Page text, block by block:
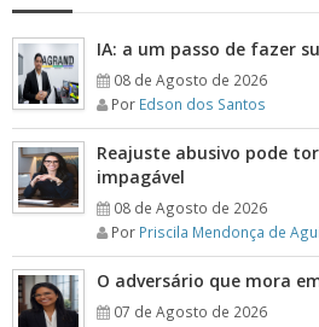
IA: a um passo de fazer
08 de Agosto de 2026
Por Edson dos Santos
Reajuste abusivo pode
impagável
08 de Agosto de 2026
Por Priscila Mendonça de
O adversário que mora
07 de Agosto de 2026